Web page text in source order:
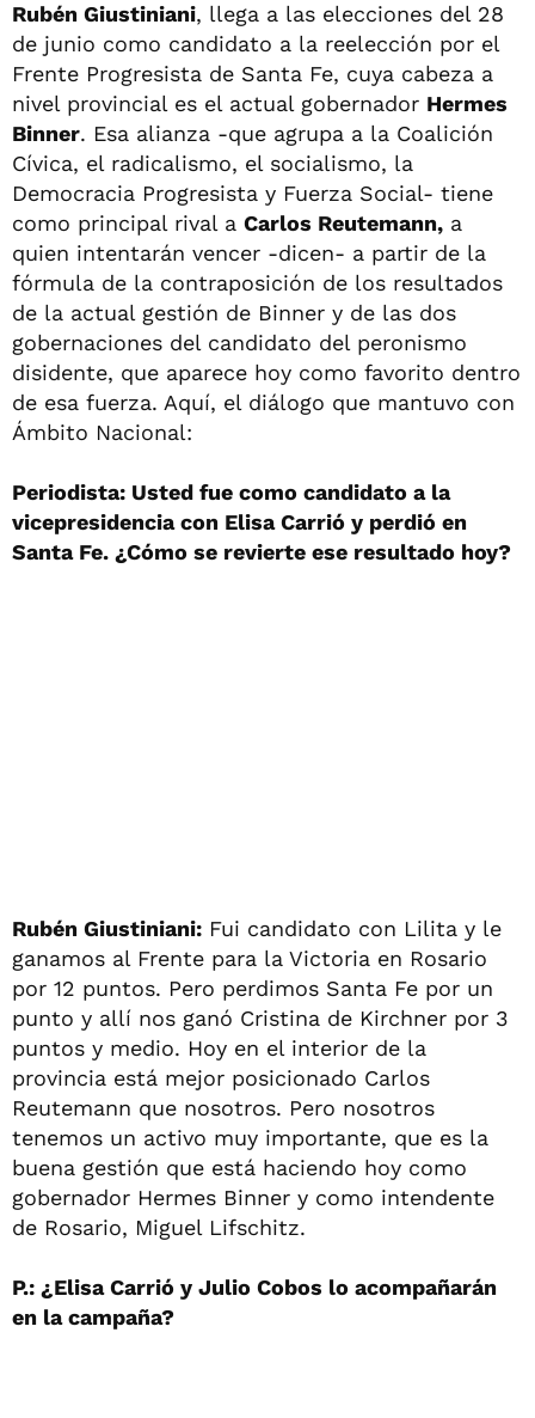
Rubén Giustiniani, llega a las elecciones del 28
de junio como candidato a la reelección por el
Frente Progresista de Santa Fe, cuya cabeza a
nivel provincial es el actual gobernador Hermes
Binner. Esa alianza -que agrupa a la Coalición
Cívica, el radicalismo, el socialismo, la
Democracia Progresista y Fuerza Social- tiene
como principal rival a Carlos Reutemann, a
quien intentarán vencer -dicen- a partir de la
fórmula de la contraposición de los resultados
de la actual gestión de Binner y de las dos
gobernaciones del candidato del peronismo
disidente, que aparece hoy como favorito dentro
de esa fuerza. Aquí, el diálogo que mantuvo con
Ámbito Nacional:
Periodista: Usted fue como candidato a la
vicepresidencia con Elisa Carrió y perdió en
Santa Fe. ¿Cómo se revierte ese resultado hoy?
Rubén Giustiniani: Fui candidato con Lilita y le
ganamos al Frente para la Victoria en Rosario
por 12 puntos. Pero perdimos Santa Fe por un
punto y allí nos ganó Cristina de Kirchner por 3
puntos y medio. Hoy en el interior de la
provincia está mejor posicionado Carlos
Reutemann que nosotros. Pero nosotros
tenemos un activo muy importante, que es la
buena gestión que está haciendo hoy como
gobernador Hermes Binner y como intendente
de Rosario, Miguel Lifschitz.
P.: ¿Elisa Carrió y Julio Cobos lo acompañarán
en la campaña?